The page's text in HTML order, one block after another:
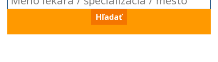
Hľadať